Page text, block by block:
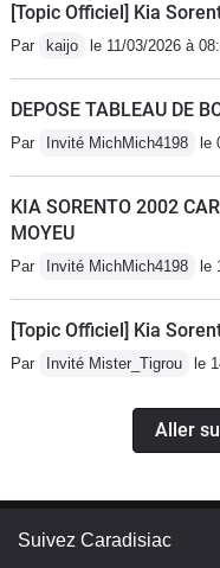
[Topic Officiel] Kia
Par kaijo le 11/03/2026 à
DEPOSE TABLEAU DE
Par Invité MichMich4198 le
KIA SORENTO 2002
MOYEU
Par Invité MichMich4198 le
[Topic Officiel] Kia
Par Invité Mister_Tigrou le
Aller
Suivez Caradisiac